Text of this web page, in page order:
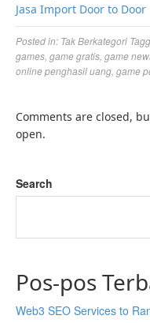
Jasa Import Door to Door
Posted in: Tak Berkategori
games game gratis game
online penghasil uang game
Comments are closed,
open.
Search
Pos-pos
Web3 SEO Services to